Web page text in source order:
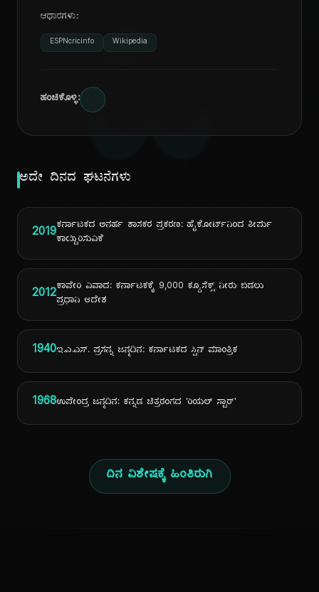
ದಿ
ಆಧಾರಗಳು:
ESPNcricinfo Wikipedia
ಹಂಚಿಕೊಳ್ಳಿ:
ಅದೇ ದಿನದ ಘಟನೆಗಳು
2019ಕರ್ನಾಟಕದ ಅನರ್ಹ ಶಾಸಕರ ಪ್ರಕರಣ: ಹೈಕೋರ್ಟ್‌ನಿಂದ ತೀರ್ಪು
ಕಾಯ್ದಿರಿಸುವಿಕೆ
2012ಕಾವೇರಿ ವಿವಾದ: ಕರ್ನಾಟಕಕ್ಕೆ 9,000 ಕ್ಯೂಸೆಕ್ಸ್ ನೀರು ಬಿಡಲು
ಪ್ರಧಾನಿ ಆದೇಶ
1940ಇ.ಎ.ಎಸ್. ಪ್ರಸನ್ನ ಜನ್ಮದಿನ: ಕರ್ನಾಟಕದ ಸ್ಪಿನ್ ಮಾಂತ್ರಿಕ
1968ಉಪೇಂದ್ರ ಜನ್ಮದಿನ: ಕನ್ನಡ ಚಿತ್ರರಂಗದ 'ರಿಯಲ್ ಸ್ಟಾರ್'
ದಿನ ವಿಶೇಷಕ್ಕೆ ಹಿಂತಿರುಗಿ